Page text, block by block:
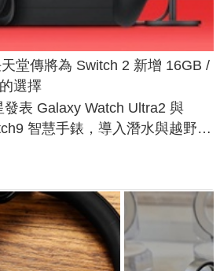
堂傳將為 Switch 2 新增 16GB /
選擇
發表 Galaxy Watch Ultra2 與
智慧手錶，導入潛水與越野跑